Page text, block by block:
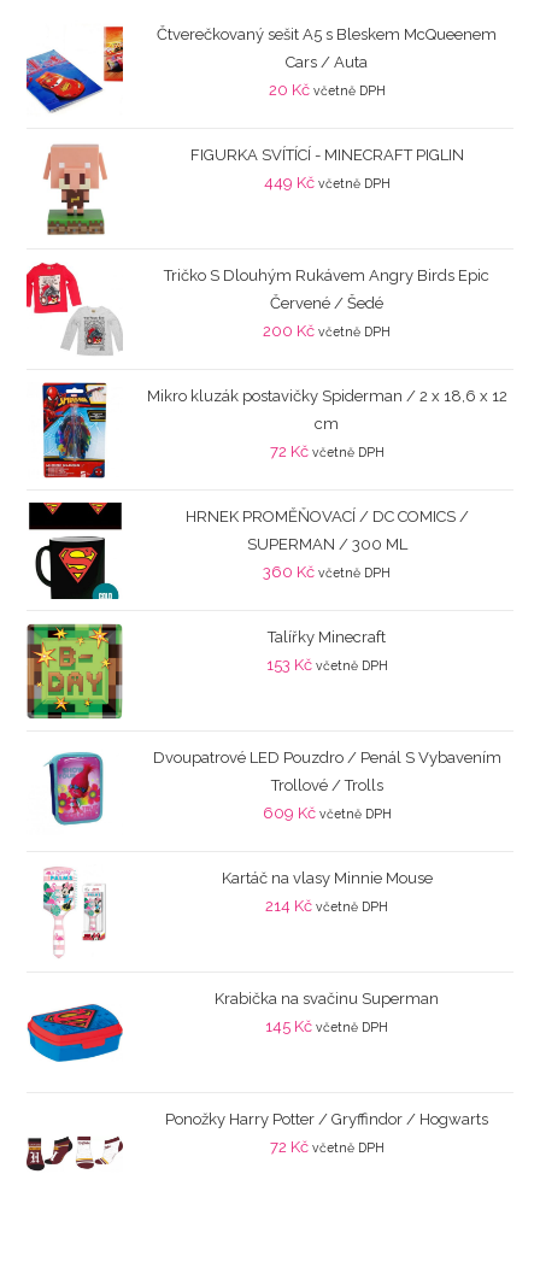
Čtverečkovaný sešit A5 s Bleskem McQueenem
Cars / Auta
20 Kč včetně DPH
FIGURKA SVÍTÍCÍ - MINECRAFT PIGLIN
449 Kč včetně DPH
Tričko S Dlouhým Rukávem Angry Birds Epic
Červené / Šedé
200 Kč včetně DPH
Mikro kluzák postavičky Spiderman / 2 x 18,6 x 12
cm
72 Kč včetně DPH
HRNEK PROMĚŇOVACÍ / DC COMICS /
SUPERMAN / 300 ML
360 Kč včetně DPH
Talířky Minecraft
153 Kč včetně DPH
Dvoupatrové LED Pouzdro / Penál S Vybavením
Trollové / Trolls
609 Kč včetně DPH
Kartáč na vlasy Minnie Mouse
214 Kč včetně DPH
Krabička na svačinu Superman
145 Kč včetně DPH
Ponožky Harry Potter / Gryffindor / Hogwarts
72 Kč včetně DPH